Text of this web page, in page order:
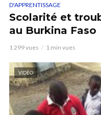
D'APPRENTISSAGE
Scolarité et
au Burkina Faso
1 299 vues 1 min vues
VIDÉO